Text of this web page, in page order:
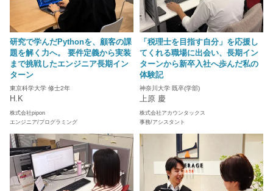
研究で学んだPythonを、顧客の課
題を解く力へ。 要件定義から実装
まで挑戦したエンジニア長期イン
ターン
東京科学大学 修士2年
H.K
株式会社pipon
エンジニア/プログラミング
「税理士を目指す自分」を応援し
てくれる職場に出会い、長期イン
ターンから新卒入社へ歩んだ私の
体験記
神奈川大学 既卒(学部)
上原 慶
株式会社アカウンタックス
事務/アシスタント